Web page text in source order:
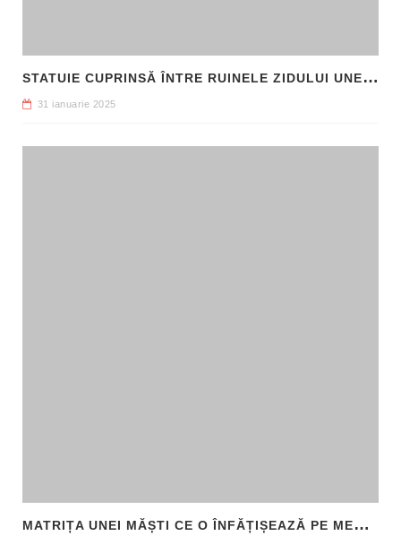
S
TATUIE CUPRINSĂ ÎNTRE RUINELE ZIDULUI UNEI CLĂDIRI, DESCOPERITĂ LA FILIPI
31 ianuarie 2025
M
ATRIȚA UNEI MĂȘTI CE O ÎNFĂȚIȘEAZĂ PE MEDUSA, DESCOPERITĂ ÎN SICILIA